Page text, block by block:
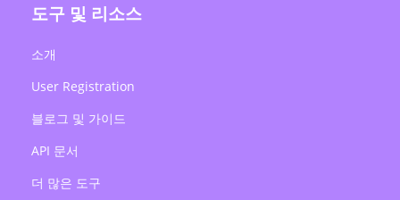
도구 및 리소스
소개
User Registration
블로그 및 가이드
API 문서
더 많은 도구